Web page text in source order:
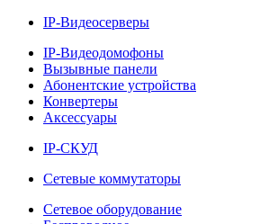
IP-Видеосерверы
IP-Видеодомофоны
Вызывные панели
Абонентские устройства
Конвертеры
Аксессуары
IP-СКУД
Сетевые коммутаторы
Сетевое оборудование